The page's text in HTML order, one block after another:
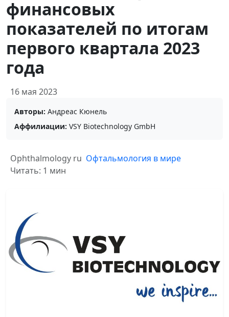
финансовых
показателей по итогам
первого квартала 2023
года
16 мая 2023
Авторы: Андреас Кюнель
Аффилиации: VSY Biotechnology GmbH
Ophthalmology ru Офтальмология в мире
Читать: 1 мин